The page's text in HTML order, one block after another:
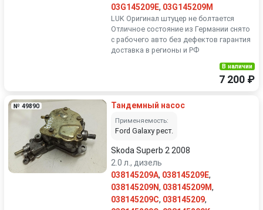
03G145209E, 03G145209M
LUK Оригинал штуцер не болтается
Отличное состояние из Германии снято
с рабочего авто без дефектов гарантия
доставка в регионы и РФ
В наличии
7 200 ₽
№ 49890 Тандемный насос
Применяемость:
Ford Galaxy рест.
Skoda Superb 2 2008
2.0 л., дизель
038145209A, 038145209E,
038145209N, 038145209M,
038145209C, 038145209,